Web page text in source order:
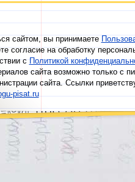
сайтом, вы принимаете
согласие на обработку
сПолитикой
сайта возможно только с
сайта. Ссылки
pisat.ru